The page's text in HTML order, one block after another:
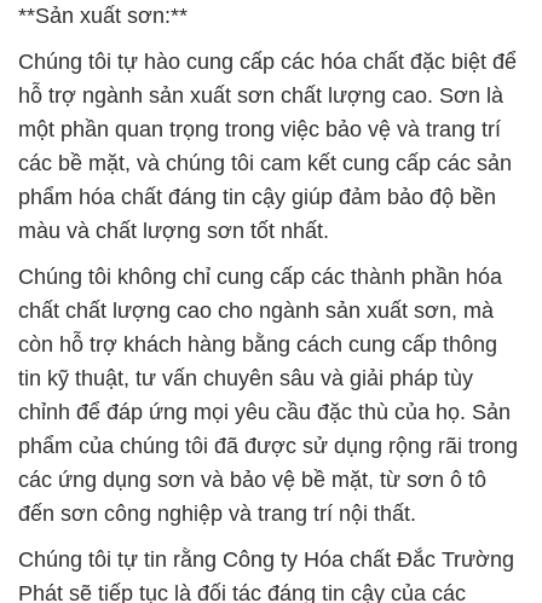
các bề mặt, và chúng tôi cam kết cung cấp các sản
phẩm hóa chất đáng tin cậy giúp đảm bảo độ bền
màu và chất lượng sơn tốt nhất.
Chúng tôi không chỉ cung cấp các thành phần hóa
chất chất lượng cao cho ngành sản xuất sơn, mà
còn hỗ trợ khách hàng bằng cách cung cấp thông
tin kỹ thuật, tư vấn chuyên sâu và giải pháp tùy
chỉnh để đáp ứng mọi yêu cầu đặc thù của họ. Sản
phẩm của chúng tôi đã được sử dụng rộng rãi trong
các ứng dụng sơn và bảo vệ bề mặt, từ sơn ô tô
đến sơn công nghiệp và trang trí nội thất.
Chúng tôi tự tin rằng Công ty Hóa chất Đắc Trường
Phát sẽ tiếp tục là đối tác đáng tin cậy của các
khách hàng trong việc cung cấp các giải pháp hóa
chất đa dạng và chất lượng hàng đầu. Chúng tôi
cam kết luôn đồng hành và hỗ trợ sự phát triển của
quý khách hàng và ngành công nghiệp của họ.